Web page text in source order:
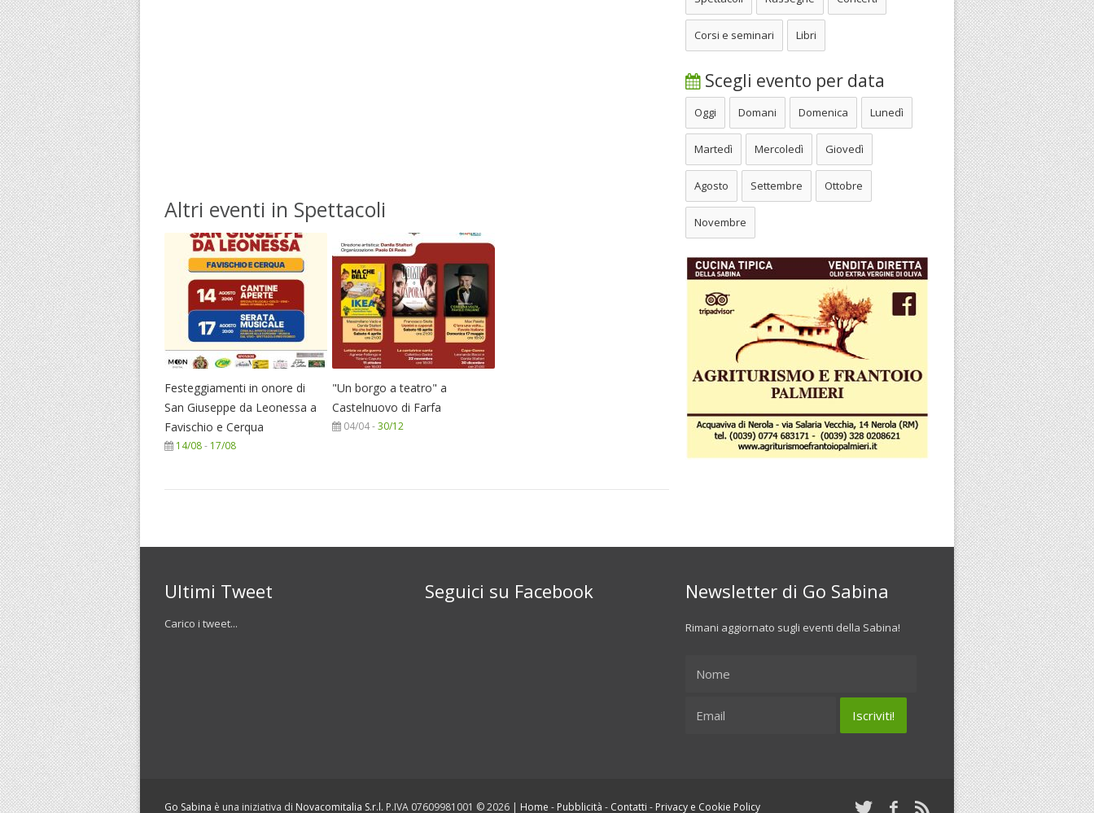
Altri eventi in Spettacoli
Festeggiamenti in onore di
San Giuseppe da Leonessa a
Favischio e Cerqua
14/08- 17/08
"Un borgo a teatro" a
Castelnuovo di Farfa
04/04 -30/12
Corsi e seminari Libri
Scegli evento per data
Oggi Domani Domenica Lunedì
Martedì Mercoledì Giovedì
Agosto Settembre Ottobre
Novembre
Ultimi Tweet
Carico i tweet...
Seguici su Facebook Newsletter di Go Sabina
Rimani aggiornato sugli eventi della Sabina!
Go Sabina è una iniziativa di Novacomitalia S.r.l. P.IVA 07609981001 © 2026 | Home - Pubblicità - Contatti - Privacy e Cookie Policy